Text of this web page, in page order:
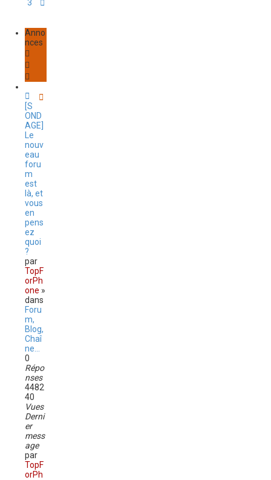
n
c
é
3
Anno
nces
[S
OND
AGE]
Le
nouv
eau
foru
m
est
là, et
vous
en
pens
ez
quoi
?
par
TopF
orPh
one »
dans
Foru
m,
Blog,
Chaî
ne...
0
Répo
nses
4482
40
Vues
Derni
er
mess
age
par
TopF
orPh